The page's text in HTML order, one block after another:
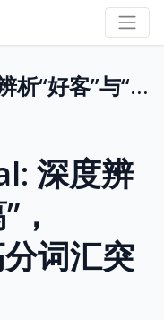
Xenial vs Genial: 深度辨析“好客”与“和蔼”，CET4/6 IELTS高分词汇突破
深度辨
，
词汇突